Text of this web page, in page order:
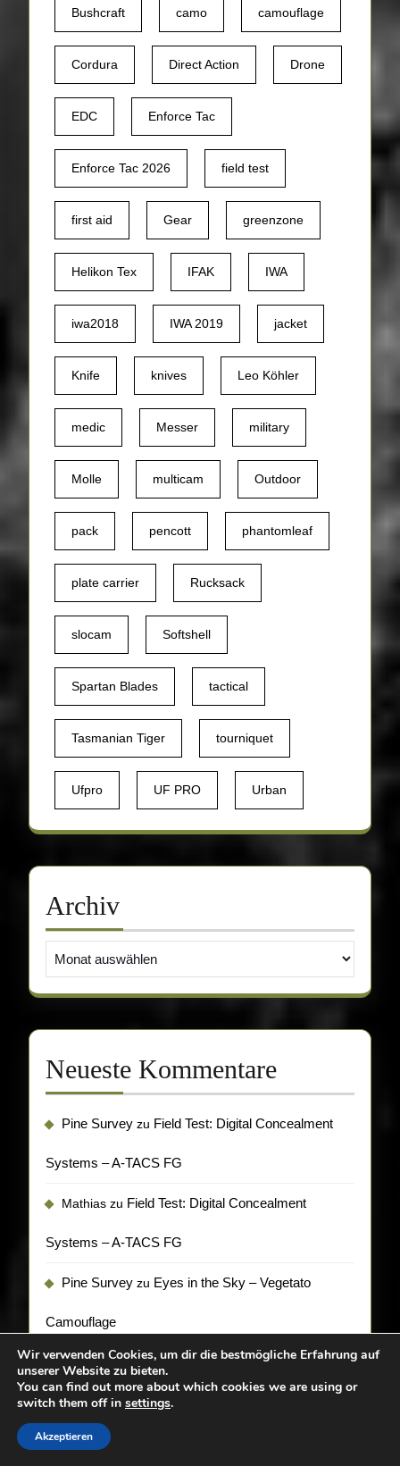
Bushcraft camo camouflage
Cordura Direct Action Drone
EDC Enforce Tac
Enforce Tac 2026 field test
first aid Gear greenzone
Helikon Tex IFAK IWA
iwa2018 IWA 2019 jacket
Knife knives Leo Köhler
medic Messer military
Molle multicam Outdoor
pack pencott phantomleaf
plate carrier Rucksack
slocam Softshell
Spartan Blades tactical
Tasmanian Tiger tourniquet
Ufpro UF PRO Urban
Archiv
Neueste Kommentare
Pine Survey zu Field Test: Digital Concealment
Systems – A-TACS FG
Mathias zu Field Test: Digital Concealment
Systems – A-TACS FG
Pine Survey zu Eyes in the Sky – Vegetato
Camouflage
isornozuEyes in the Sky – Vegetato Camouflage
RubenzuReview: Tasmanian Tiger Modular 30
Camera Pack IRR
Wir verwenden Cookies, um dir die bestmögliche Erfahrung auf
unserer Website zu bieten.
You can find out more about which cookies we are using or
switch them off in settings.
Akzeptieren